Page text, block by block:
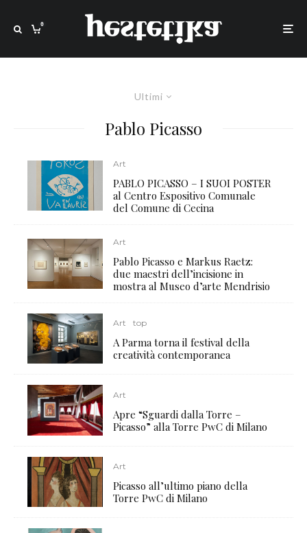
0
Ultimi
Pablo Picasso
Art
PABLO PICASSO – I SUOI POSTER
al Centro Espositivo Comunale
del Comune di Cecina
Art
Pablo Picasso e Markus Raetz:
due maestri dell’incisione in
mostra al Museo d’arte Mendrisio
Art top
A Parma torna il festival della
creatività contemporanea
Art
Apre “Sguardi dalla Torre –
Picasso” alla Torre PwC di Milano
Art
Picasso all’ultimo piano della
Torre PwC di Milano